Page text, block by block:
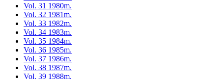
Vol. 31 1980m.
Vol. 32 1981m.
Vol. 33 1982m.
Vol. 34 1983m.
Vol. 35 1984m.
Vol. 36 1985m.
Vol. 37 1986m.
Vol. 38 1987m.
Vol. 39 1988m.